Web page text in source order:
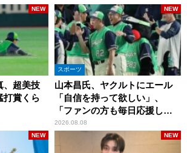
、超美技
打賞くら
NEW
スポーツ
山本昌氏、ヤクルトにエール
「自信を持って欲しい」、
「ファンの方も毎日応援して
くれています」
2026.08.08
NEW
NEW NEW